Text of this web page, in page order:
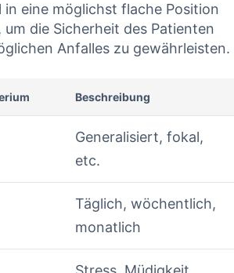
eine möglichst flache ‌Position
⁣die Sicherheit des⁤ Patienten⁣
⁣Anfalles zu gewährleisten.
Beschreibung
Generalisiert, fokal,
⁤etc.
Täglich,‌ wöchentlich,⁤
monatlich